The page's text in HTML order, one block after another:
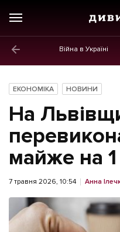
Війна в Україні
Новини
Політика
Економіка
Бізнес
Життя
Культура
ЕКОНОМІКА НОВИНИ
На
майже на
7 травня 2026, 10:54 Анна